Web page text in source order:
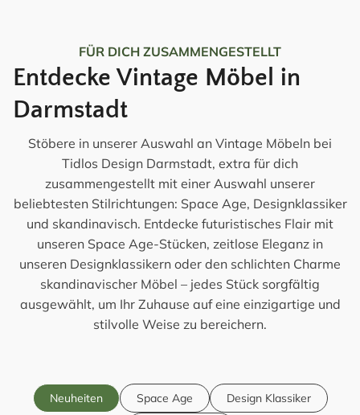
FÜR DICH ZUSAMMENGESTELLT
Entdecke Vintage Möbel in
Darmstadt
Stöbere in unserer Auswahl an Vintage Möbeln bei
Tidlos Design Darmstadt, extra für dich
zusammengestellt mit einer Auswahl unserer
beliebtesten Stilrichtungen: Space Age, Designklassiker
und skandinavisch. Entdecke futuristisches Flair mit
unseren Space Age-Stücken, zeitlose Eleganz in
unseren Designklassikern oder den schlichten Charme
skandinavischer Möbel – jedes Stück sorgfältig
ausgewählt, um Ihr Zuhause auf eine einzigartige und
stilvolle Weise zu bereichern.
Neuheiten Space Age
Design Klassiker